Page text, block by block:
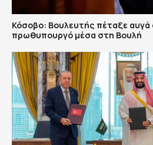
Κόσοβο: Βουλευτής πέταξε
πρωθυπουργό μέσα στη Βουλή